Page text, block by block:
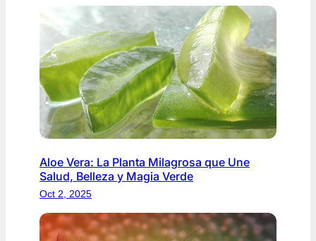
Aloe Vera: La Planta Milagrosa que Une
Salud, Belleza y Magia Verde
Oct 2, 2025